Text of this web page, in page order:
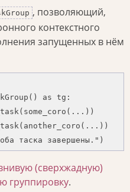
, позволяющий,
контекстного
запущенных в нём
as tg:
таска завершены.")
(сверхжадную)
группировку.